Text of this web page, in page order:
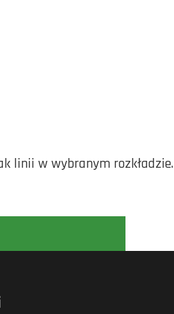
linii w wybranym rozkładzie.